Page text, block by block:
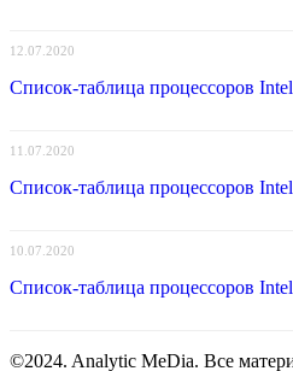
12.07.2020
Список-таблица процессоров
11.07.2020
Список-таблица процессоров
10.07.2020
Список-таблица процессоров
©2024. Analytic MeDia. Все